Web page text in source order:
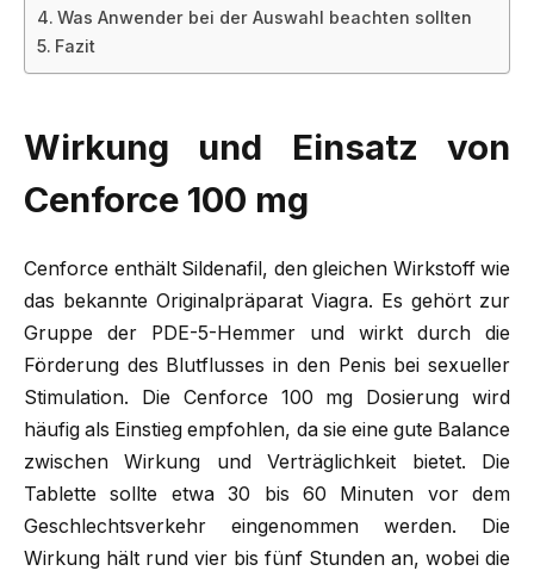
Was Anwender bei der Auswahl beachten sollten
Fazit
Wirkung und Einsatz von
Cenforce 100 mg
Cenforce enthält Sildenafil, den gleichen Wirkstoff wie
das bekannte Originalpräparat Viagra. Es gehört zur
Gruppe der PDE-5-Hemmer und wirkt durch die
Förderung des Blutflusses in den Penis bei sexueller
Stimulation. Die Cenforce 100 mg Dosierung wird
häufig als Einstieg empfohlen, da sie eine gute Balance
zwischen Wirkung und Verträglichkeit bietet. Die
Tablette sollte etwa 30 bis 60 Minuten vor dem
Geschlechtsverkehr eingenommen werden. Die
Wirkung hält rund vier bis fünf Stunden an, wobei die